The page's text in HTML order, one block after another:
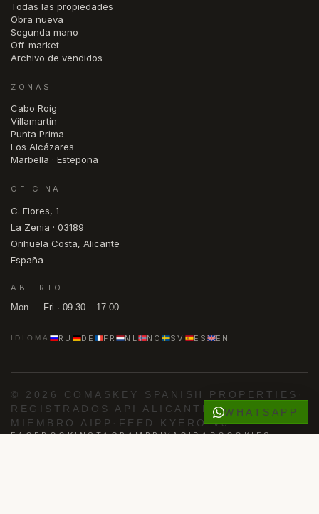
Todas las propiedades
Obra nueva
Segunda mano
Off-market
Archivo de vendidos
ZONAS
Cabo Roig
Villamartín
Punta Prima
Los Alcázares
Marbella · Estepona
OFICINA
C. Flores, 1
La Zenia · 03189
Orihuela Costa, Alicante
España
ABIERTO
Mon — Fri · 09.30 – 17.00
IDIOMA RU DE FR NL NO SV ES EN
© 2026 COMASKEY SPANISH PROPERTIES
REGISTRADOS API ALICANTE
·
MIEMBRO AIPP
FEED KYERO V3
FACEBOOKINSTAGRAMPRIVACIDADCOOKIES
WHATSAPP